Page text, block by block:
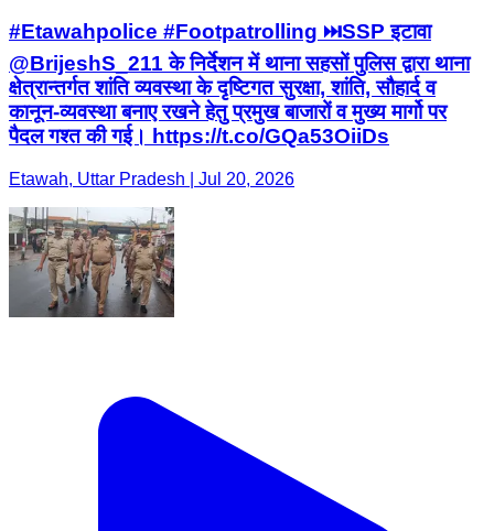
#Etawahpolice #Footpatrolling ⏭️SSP इटावा
@BrijeshS_211 के निर्देशन में थाना सहसों पुलिस द्वारा थाना
क्षेत्रान्तर्गत शांति व्यवस्था के दृष्टिगत सुरक्षा, शांति, सौहार्द व
कानून-व्यवस्था बनाए रखने हेतु प्रमुख बाजारों व मुख्य मार्गो पर
पैदल गश्त की गई। https://t.co/GQa53OiiDs
Etawah, Uttar Pradesh | Jul 20, 2026